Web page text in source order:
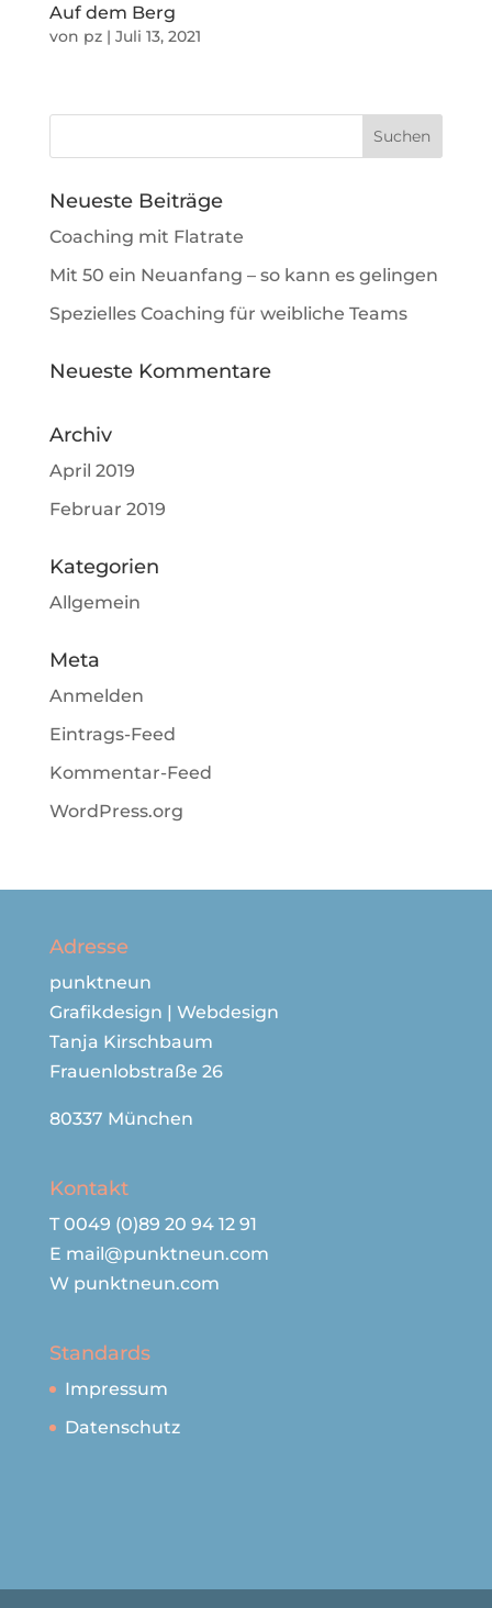
Auf dem Berg
von pz| Juli 13, 2021
Neueste Beiträge
Coaching mit Flatrate
Mit 50 ein Neuanfang – so kann es gelingen
Spezielles Coaching für weibliche Teams
Neueste Kommentare
Archiv
April 2019
Februar 2019
Kategorien
Allgemein
Meta
Anmelden
Eintrags-Feed
Kommentar-Feed
WordPress.org
Adresse
punktneun
Grafikdesign | Webdesign
Tanja Kirschbaum
Frauenlobstraße 26
80337 München
Kontakt
T 0049 (0)89 20 94 12 91
E mail@punktneun.com
W punktneun.com
Standards
Impressum
Datenschutz